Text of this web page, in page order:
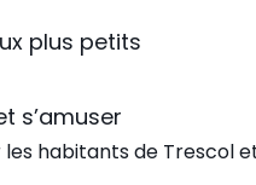
plus petits
s’amuser
habitants de Trescol